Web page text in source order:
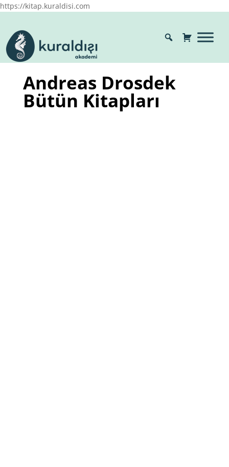
https://kitap.kuraldisi.com
Andreas Drosdek
Bütün Kitapları